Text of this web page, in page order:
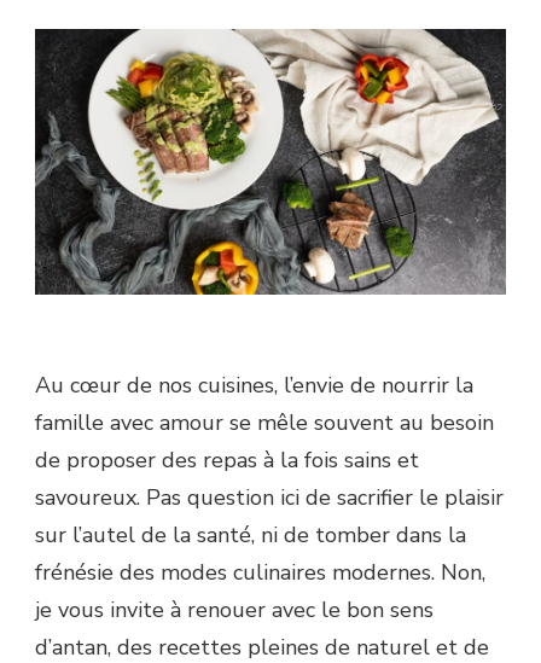
ET
DÉLICIEUSES
POUR
UN
REPAS
ÉQUILIBRÉ
Au cœur de nos cuisines, l’envie de nourrir la
famille avec amour se mêle souvent au besoin
de proposer des repas à la fois sains et
savoureux. Pas question ici de sacrifier le plaisir
sur l’autel de la santé, ni de tomber dans la
frénésie des modes culinaires modernes. Non,
je vous invite à renouer avec le bon sens
d’antan, des recettes pleines de naturel et de